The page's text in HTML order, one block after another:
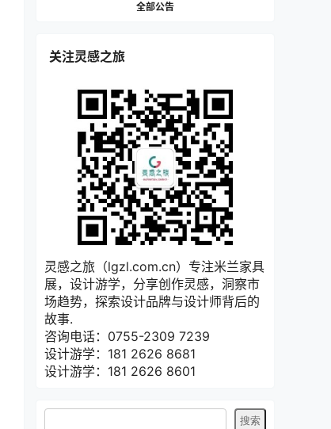
全部公告
关注灵感之旅
灵感之旅（lgzl.com.cn）专注米兰家具
展，设计游学，分享创作灵感，洞察市
场趋势，探索设计品牌与设计师背后的
故事.
咨询电话：0755-2309 7239
设计游学：181 2626 8681
设计游学：181 2626 8601